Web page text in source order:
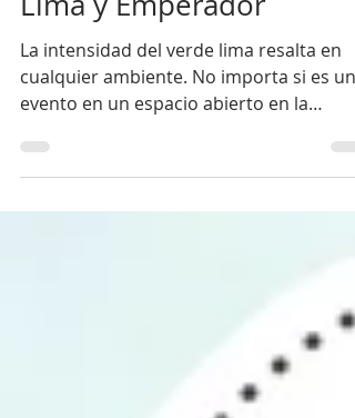
Combinación Primaveral:
Lima y Emperador
La intensidad del verde lima resalta en
evento en un espacio abierto en la
mañana o en el mejor...